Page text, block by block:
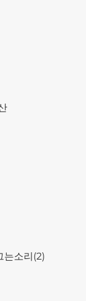
는소리(2)